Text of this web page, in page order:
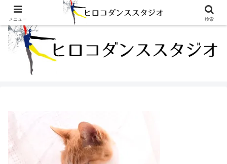
栃木県 高根沢町・那須烏山市のバレエスクール
メニュー 検索